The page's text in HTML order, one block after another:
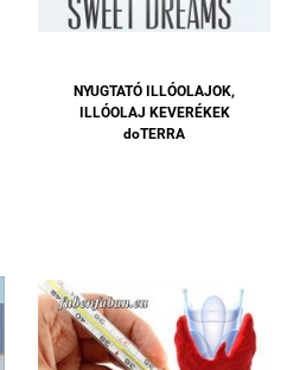
NYUGTATÓ ILLÓOLAJOK,
ILLÓOLAJ KEVERÉKEK
doTERRA